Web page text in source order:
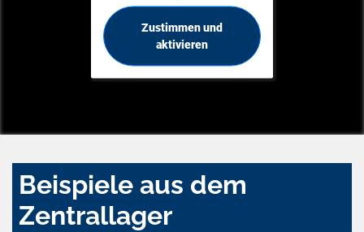
Zustimmen und
aktivieren
Beispiele aus dem
Zentrallager